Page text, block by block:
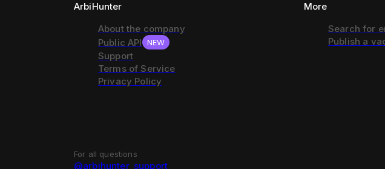
ArbiHunter
About the company
Public API
NEW
Support
Terms of Service
Privacy Policy
More
Search for
Publish a
For all questions
@arbihunter_support